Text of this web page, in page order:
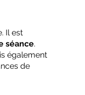
Il est
séance.
également
de